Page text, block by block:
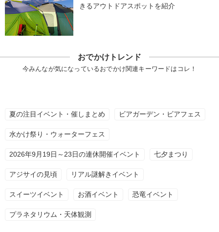
きるアウトドアスポットを紹介
おでかけトレンド
今みんなが気になっているおでかけ関連キーワードはコレ！
夏の注目イベント・催しまとめ ビアガーデン・ビアフェス
水かけ祭り・ウォーターフェス
2026年9月19日～23日の連休開催イベント 七夕まつり
アジサイの見頃 リアル謎解きイベント
スイーツイベント お酒イベント 恐竜イベント
プラネタリウム・天体観測